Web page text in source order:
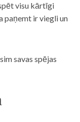
visu kārtīgi
paņemt ir viegli un
savas spējas